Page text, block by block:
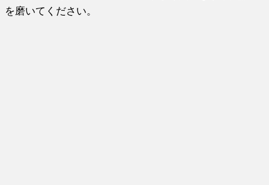
を磨いてください。